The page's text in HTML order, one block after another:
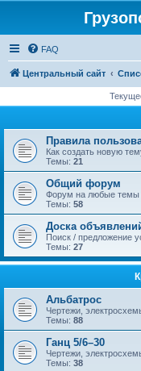
FAQ
Центральный сайт
Правила
Как создать новую
Темы: 21
Общий форум
Форум на любые темы
Темы: 58
Доска
Поиск / предложение
Темы: 27
Альбатрос
Чертежи,
Темы: 88
Ганц 5/6–30
Чертежи,
Темы: 38